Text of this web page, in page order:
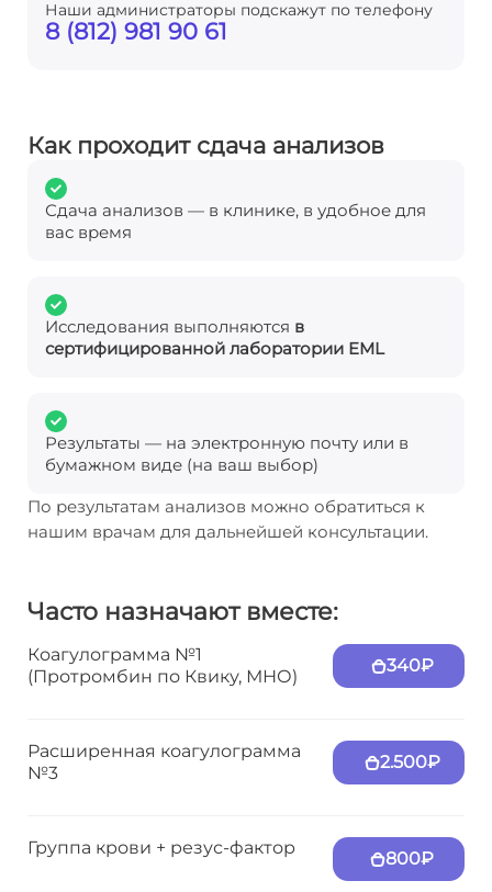
Наши администраторы подскажут по телефону
8 (812) 981 90 61
Как проходит сдача анализов
Сдача анализов — в клинике, в удобное для
вас время
Исследования выполняются в
сертифицированной лаборатории EML
Результаты — на электронную почту или в
бумажном виде (на ваш выбор)
По результатам анализов можно обратиться к
нашим врачам для дальнейшей консультации.
Часто назначают вместе:
Коагулограмма №1
(Протромбин по Квику, МНО)
340₽
Расширенная коагулограмма
№3
2.500₽
Группа крови + резус-фактор
800₽